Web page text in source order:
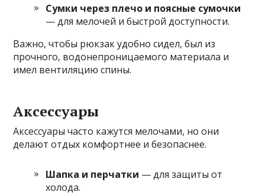
Сумки через плечо и поясные сумочки
— для мелочей и быстрой доступности.
Важно, чтобы рюкзак удобно сидел, был из
прочного, водонепроницаемого материала и
имел вентиляцию спины.
Аксессуары
Аксессуары часто кажутся мелочами, но они
делают отдых комфортнее и безопаснее.
Шапка и перчатки — для защиты от
холода.